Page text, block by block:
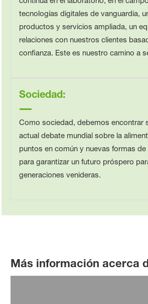
tecnologías digitales de vanguardia,
productos y servicios ampliada, un
relaciones con nuestros clientes
confianza. Este es nuestro camino a
Sociedad:
Como sociedad, debemos encontrar
actual debate mundial sobre la
puntos en común y nuevas formas
para garantizar un futuro próspero
generaciones venideras.
Más información acerca